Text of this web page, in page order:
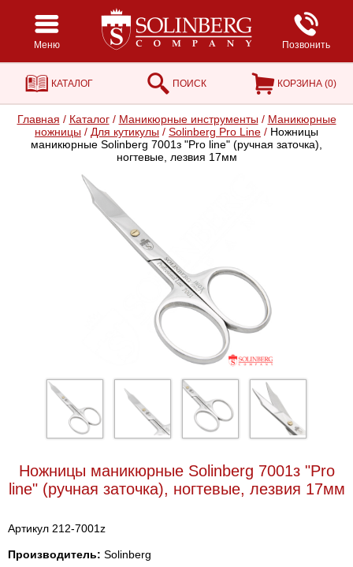
Меню Позвонить
КАТАЛОГ ПОИСК КОРЗИНА (0)
Главная / Каталог / Маникюрные инструменты / Маникюрные
ножницы / Для кутикулы / Solinberg Pro Line / Ножницы
маникюрные Solinberg 7001з "Pro line" (ручная заточка),
ногтевые, лезвия 17мм
Ножницы маникюрные Solinberg 7001з "Pro
line" (ручная заточка), ногтевые, лезвия 17мм
Артикул 212-7001z
Производитель: Solinberg